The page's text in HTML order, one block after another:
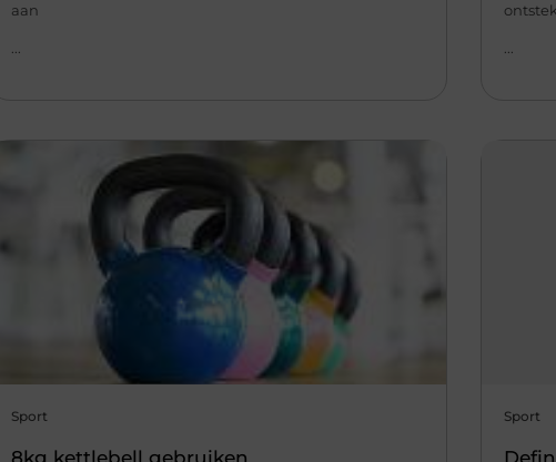
aan
Sport
8kg kettlebell gebruiken
Sport